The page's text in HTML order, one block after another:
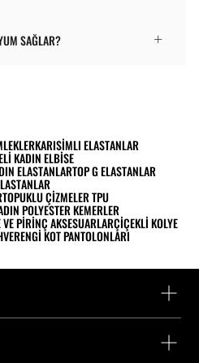
SAĞLAR?
KARISIMLI ELASTANLAR
KADIN ELBISE
ELASTANLARTOP G ELASTANLAR
TOPUKLU ÇIZMELER TPU
POLYESTER KEMERLER
VE PIRINÇ AKSESUARLARÇIÇEKLI KOLYE
KOT PANTOLONLARI